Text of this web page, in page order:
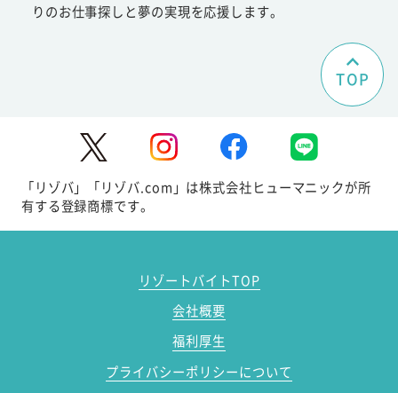
りのお仕事探しと夢の実現を応援します。
TOP
「リゾバ」「リゾバ.com」は株式会社ヒューマニックが所
有する登録商標です。
リゾートバイトTOP
会社概要
福利厚生
プライバシーポリシーについて